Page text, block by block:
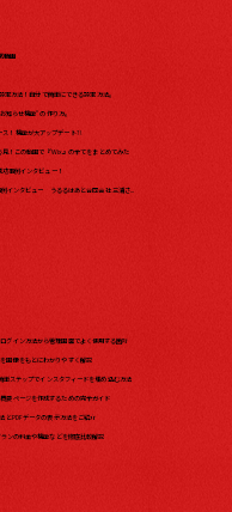
動画
定方法！自分で簡単にできる設定方法。
知らせ機能"の作り方。
！機能が大アップデート?!
見！この動画で『Wix』の全てをまとめてみた​
事例インタビュー！
例インタビュー うるるはあと合同会社 三浦さ...
グイン方法から管理画面でよく使用する箇所
画像をもとにわかりやすく解説
ステップでインスタフィードを埋め込む方法
要ページを作成するための完全ガイド
とPDFデータの表示方法をご紹介
ンの料金や機能などを徹底比較解説